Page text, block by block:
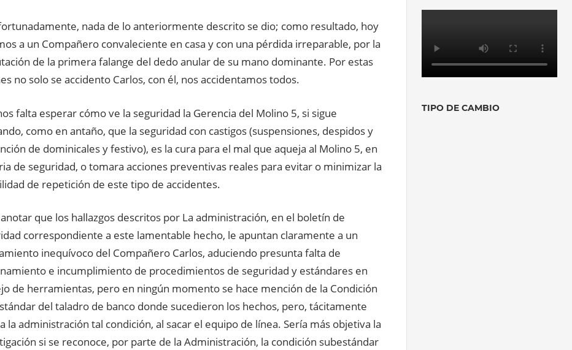
nada de lo anteriormente descrito se dio; como resultado, hoy
a un Compañero convaleciente en casa y con una pérdida irreparable, por la
de la primera falange del dedo anular de su mano dominante. Por estas
no solo se accidento Carlos, con él, nos accidentamos todos.
falta esperar cómo ve la seguridad la Gerencia del Molino 5, si sigue
como en antaño, que la seguridad con castigos (suspensiones, despidos y
de dominicales y festivo), es la cura para el mal que aqueja al Molino 5, en
de seguridad, o tomara acciones preventivas reales para evitar o minimizar la
de repetición de este tipo de accidentes.
que los hallazgos descritos por La administración, en el boletín de
correspondiente a este lamentable hecho, le apuntan claramente a un
inequívoco del Compañero Carlos, aduciendo presunta falta de
e incumplimiento de procedimientos de seguridad y estándares en
de herramientas, pero en ningún momento se hace mención de la Condición
del taladro de banco donde sucedieron los hechos, pero, tácitamente
la administración tal condición, al sacar el equipo de línea. Sería más objetiva la
si se reconoce, por parte de la Administración, la condición subestándar
TIPO DE CAMBIO